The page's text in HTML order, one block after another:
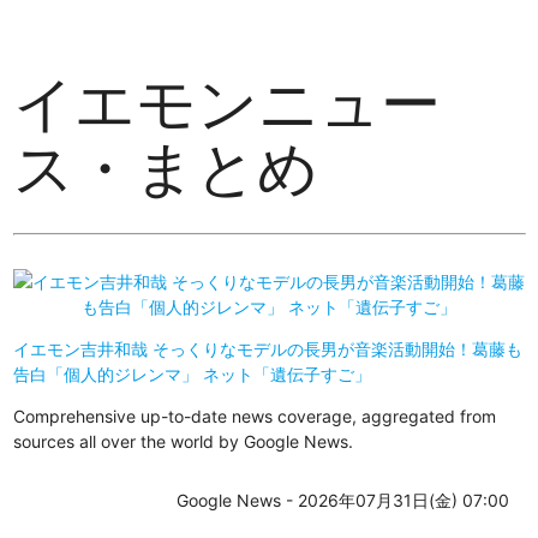
イエモンニュー
ス・まとめ
イエモン吉井和哉 そっくりなモデルの長男が音楽活動開始！葛藤も
告白「個人的ジレンマ」 ネット「遺伝子すご」
Comprehensive up-to-date news coverage, aggregated from
sources all over the world by Google News.
Google News - 2026年07月31日(金) 07:00